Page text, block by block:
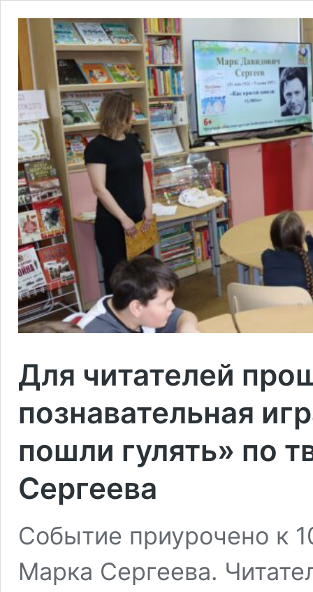
Для читателей
познавательная
пошли гулять» по
Сергеева
Событие приурочено к
Марка Сергеева.